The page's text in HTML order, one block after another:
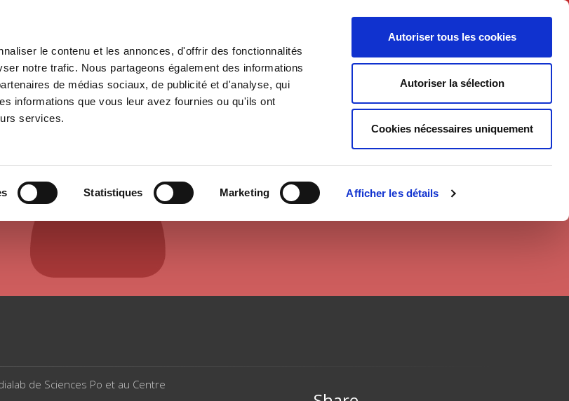
le contenu et les annonces, d'offrir des fonctionnalités
notre trafic. Nous partageons également des informations
de médias sociaux, de publicité et d'analyse, qui
informations que vous leur avez fournies ou qu'ils ont
services.
Statistiques Marketing Afficher les détails
Autoriser tous les cookies
Autoriser la sélection
Cookies nécessaires uniquement
English
History International Politics
& CONTRIBUTORS
de Sciences Po et au Centre